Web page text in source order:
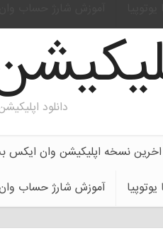
دانلود
اخرین نسخه اپلیکیشن وان ایکس
آموزش شارژ حساب